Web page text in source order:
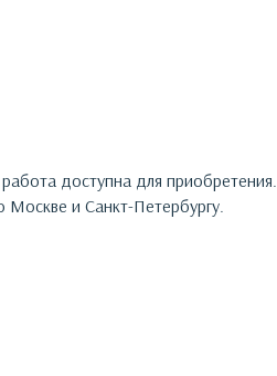
доступна для приобретения.
и Санкт-Петербургу.